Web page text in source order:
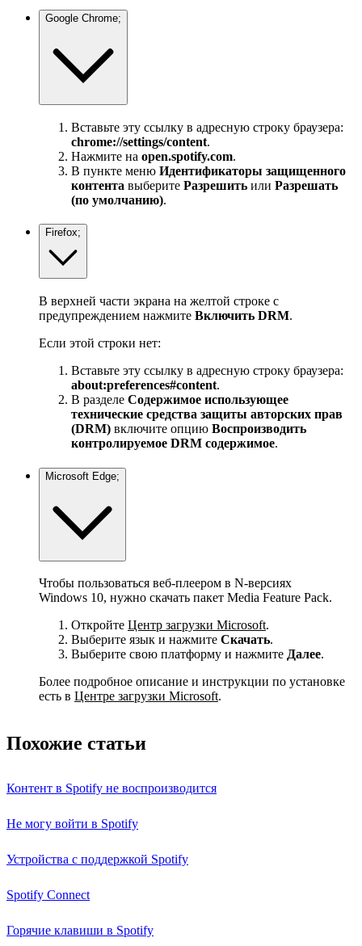
Google Chrome;
Вставьте эту ссылку в адресную строку браузера:
chrome://settings/content.
Нажмите на open.spotify.com.
В пункте меню Идентификаторы защищенного
контента выберите Разрешить или Разрешать
(по умолчанию).
Firefox;
В верхней части экрана на желтой строке с
предупреждением нажмите Включить DRM.
Если этой строки нет:
Вставьте эту ссылку в адресную строку браузера:
about:preferences#content.
В разделе Содержимое использующее
технические средства защиты авторских прав
(DRM) включите опцию Воспроизводить
контролируемое DRM содержимое.
Microsoft Edge;
Чтобы пользоваться веб-плеером в N-версиях
Windows 10, нужно скачать пакет Media Feature Pack.
Откройте Центр загрузки Microsoft.
Выберите язык и нажмите Скачать.
Выберите свою платформу и нажмите Далее.
Более подробное описание и инструкции по установке
есть в Центре загрузки Microsoft.
Похожие статьи
Контент в Spotify не воспроизводится
Не могу войти в Spotify
Устройства с поддержкой Spotify
Spotify Connect
Горячие клавиши в Spotify